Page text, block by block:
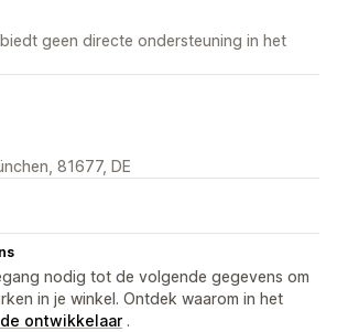
geen directe ondersteuning in het
81677, DE
nodig tot de volgende gegevens om
in je winkel. Ontdek waarom in het
ontwikkelaar .